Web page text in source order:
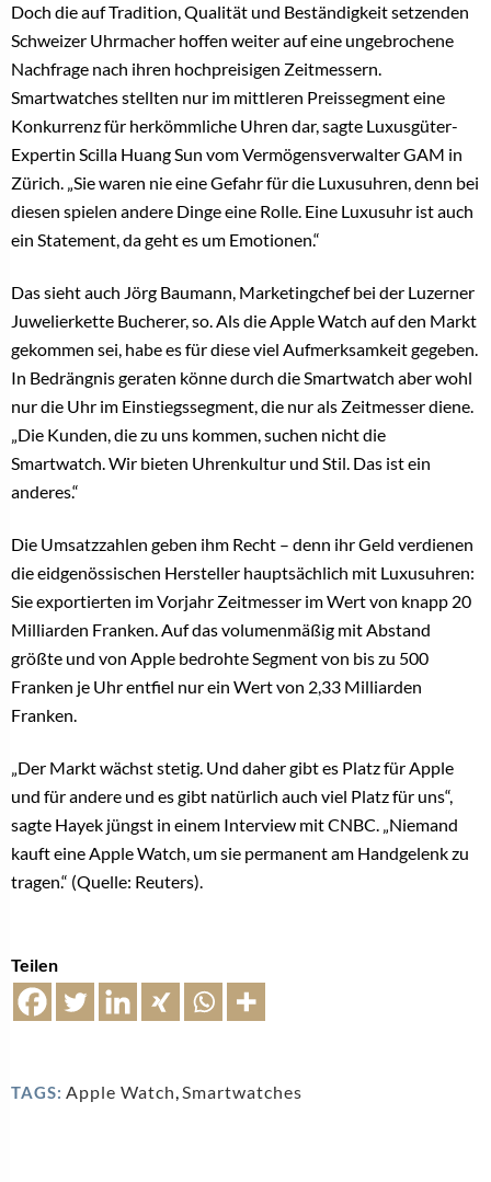
Doch die auf Tradition, Qualität und Beständigkeit setzenden
Schweizer Uhrmacher hoffen weiter auf eine ungebrochene
Nachfrage nach ihren hochpreisigen Zeitmessern.
Smartwatches stellten nur im mittleren Preissegment eine
Konkurrenz für herkömmliche Uhren dar, sagte Luxusgüter-
Expertin Scilla Huang Sun vom Vermögensverwalter GAM in
Zürich. „Sie waren nie eine Gefahr für die Luxusuhren, denn bei
diesen spielen andere Dinge eine Rolle. Eine Luxusuhr ist auch
ein Statement, da geht es um Emotionen.“
Das sieht auch Jörg Baumann, Marketingchef bei der Luzerner
Juwelierkette Bucherer, so. Als die Apple Watch auf den Markt
gekommen sei, habe es für diese viel Aufmerksamkeit gegeben.
In Bedrängnis geraten könne durch die Smartwatch aber wohl
nur die Uhr im Einstiegssegment, die nur als Zeitmesser diene.
„Die Kunden, die zu uns kommen, suchen nicht die
Smartwatch. Wir bieten Uhrenkultur und Stil. Das ist ein
anderes.“
Die Umsatzzahlen geben ihm Recht – denn ihr Geld verdienen
die eidgenössischen Hersteller hauptsächlich mit Luxusuhren:
Sie exportierten im Vorjahr Zeitmesser im Wert von knapp 20
Milliarden Franken. Auf das volumenmäßig mit Abstand
größte und von Apple bedrohte Segment von bis zu 500
Franken je Uhr entfiel nur ein Wert von 2,33 Milliarden
Franken.
„Der Markt wächst stetig. Und daher gibt es Platz für Apple
und für andere und es gibt natürlich auch viel Platz für uns“,
sagte Hayek jüngst in einem Interview mit CNBC. „Niemand
kauft eine Apple Watch, um sie permanent am Handgelenk zu
tragen.“ (Quelle: Reuters).
Teilen
TAGS: Apple Watch,Smartwatches